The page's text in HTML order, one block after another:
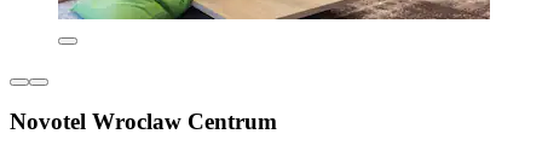
Novotel Wroclaw Centrum